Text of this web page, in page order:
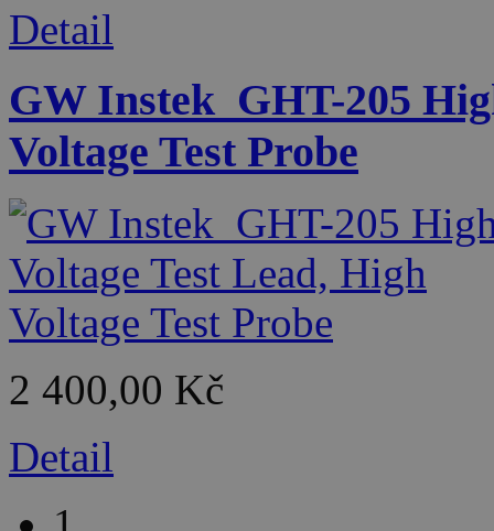
Detail
GW Instek_GHT-205
Voltage Test Probe
2 400,00 Kč
Detail